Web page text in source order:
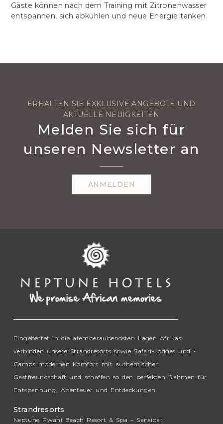
Gäste können nach dem Training mit Zitronenwasser
entspannen, sich abkühlen und neue Energie tanken.
ERHALTEN SIE EXKLUSIVE ANGEBOTE UND
AKTUELLE NEUIGKEITEN
Melden Sie sich für
unseren Newsletter an
ANMELDEN
Eingebettet in die atemberaubendsten Lagen Afrikas
verbinden unsere Strandresorts sowie Safari-Lodges und -
Camps modernen Komfort mit authentischer
Gastfreundschaft und schaffen so den perfekten Rahmen für
Entspannung, Abenteuer und Entdeckungen.
Strandresorts
Neptune Pwani Beach Resort & Spa – Sansibar